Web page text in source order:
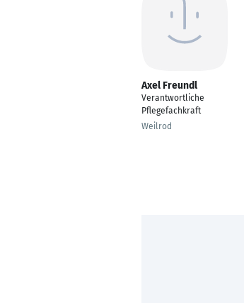
Axel Freundl
Verantwortliche
Pflegefachkraft
Weilrod